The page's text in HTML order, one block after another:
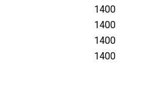
1400
1400
1400
1400